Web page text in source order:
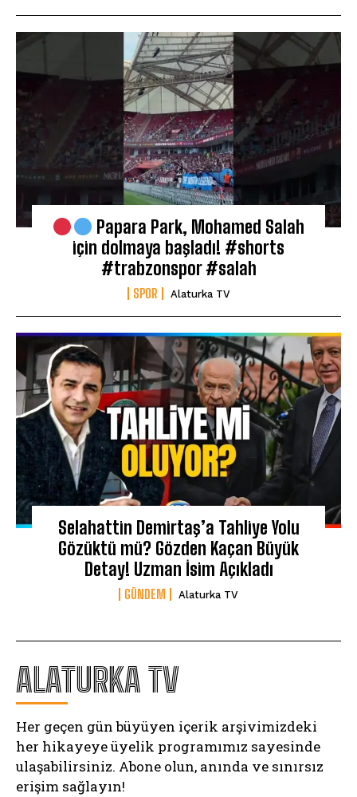
Papara Park, Mohamed Salah
için dolmaya başladı! #shorts
#trabzonspor #salah
SPOR Alaturka TV
Selahattin Demirtaş’a Tahliye Yolu
Gözüktü mü? Gözden Kaçan Büyük
Detay! Uzman İsim Açıkladı
GÜNDEM Alaturka TV
ALATURKA TV
Her geçen gün büyüyen içerik arşivimizdeki
her hikayeye üyelik programımız sayesinde
ulaşabilirsiniz. Abone olun, anında ve sınırsız
erişim sağlayın!